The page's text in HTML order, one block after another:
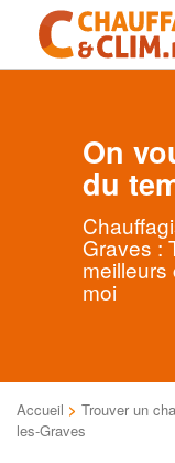
On
du
Graves :
moi
Accueil > Trouver un
les-Graves